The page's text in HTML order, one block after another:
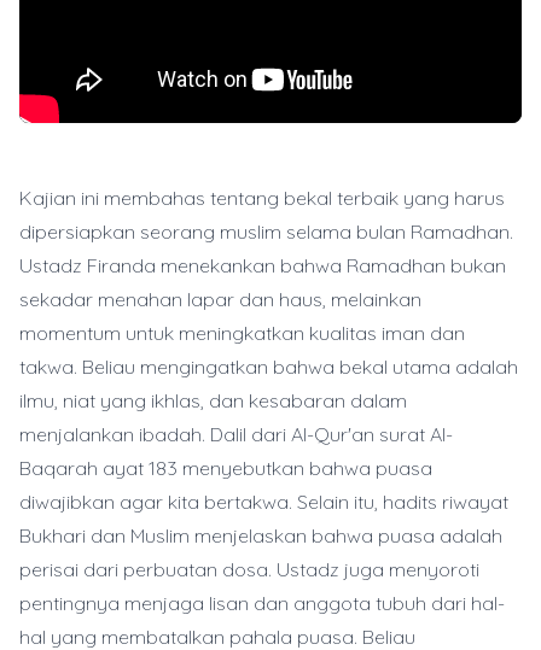
Kajian ini membahas tentang bekal terbaik yang harus
dipersiapkan seorang muslim selama bulan Ramadhan.
Ustadz Firanda menekankan bahwa Ramadhan bukan
sekadar menahan lapar dan haus, melainkan
momentum untuk meningkatkan kualitas iman dan
takwa. Beliau mengingatkan bahwa bekal utama adalah
ilmu, niat yang ikhlas, dan kesabaran dalam
menjalankan ibadah. Dalil dari Al-Qur'an surat Al-
Baqarah ayat 183 menyebutkan bahwa puasa
diwajibkan agar kita bertakwa. Selain itu, hadits riwayat
Bukhari dan Muslim menjelaskan bahwa puasa adalah
perisai dari perbuatan dosa. Ustadz juga menyoroti
pentingnya menjaga lisan dan anggota tubuh dari hal-
hal yang membatalkan pahala puasa. Beliau